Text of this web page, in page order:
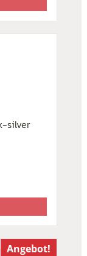
silver
Angebot!